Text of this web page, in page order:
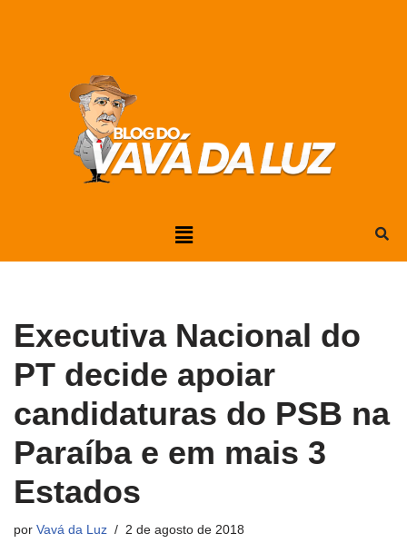
Executiva Nacional do
PT decide apoiar
candidaturas do PSB na
Paraíba e em mais 3
Estados
por Vavá da Luz 2 de agosto de 2018